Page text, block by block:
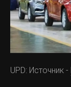
UPD: Источник -